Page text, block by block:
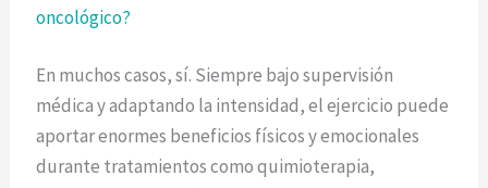
oncológico?
En muchos casos, sí. Siempre bajo supervisión
médica y adaptando la intensidad, el ejercicio puede
aportar enormes beneficios físicos y emocionales
durante tratamientos como quimioterapia,